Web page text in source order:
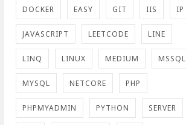
DOCKER EASY GIT IIS IP
JAVASCRIPT LEETCODE LINE
LINQ LINUX MEDIUM MSSQL
MYSQL NETCORE PHP
PHPMYADMIN PYTHON SERVER